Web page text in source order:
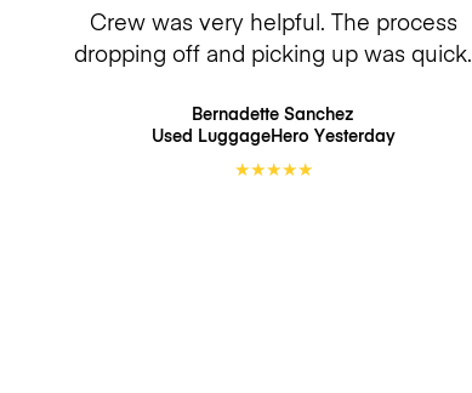
Crew was very helpful. The process
dropping off and picking up was quick.
Bernadette Sanchez
Used LuggageHero Yesterday
★★★★★